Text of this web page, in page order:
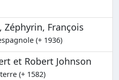
Zéphyrin, François
(+ 1936)
et Robert Johnson
(+ 1582)